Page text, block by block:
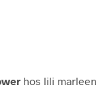
hos lili marleen